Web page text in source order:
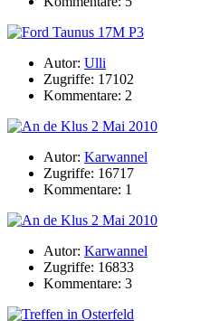
Autor: Ulli
Zugriffe: 17102
Kommentare: 2
Autor: Karwannel
Zugriffe: 16717
Kommentare: 1
Autor: Karwannel
Zugriffe: 16833
Kommentare: 3